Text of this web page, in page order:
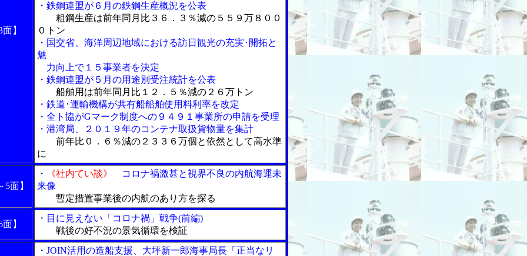
】
・鉄鋼連盟が６月の鉄鋼生産概況を公表
粗鋼生産は前年同月比３６．３％減の５５９万８００
０トン
・国交省、海洋周辺地域における訪日観光の充実･開拓と
魅
力向上で１５事業者を決定
・鉄鋼連盟が５月の用途別受注統計を公表
船舶用は前年同月比１２．５％減の２６万トン
・鉄道･運輸機構が共有船船舶使用料利率を改定
・全ト協がGマーク制度への９４９１事業所の申請を受理
・港湾局、２０１９年のコンテナ取扱貨物量を集計
前年比０．６％減の２３３６万個と依然として高水準
に
5面】
・ 《社内てい談》
コロナ禍激甚と視界不良の内航海運未
来像
暫定措置事業後の内航のあり方を探る
】
・目に見えない「コロナ禍」戦争(前編)
戦後の好不況の景気循環を検証
・JOIN活用の造船支援、大坪新一郎海事局長「正当なリ